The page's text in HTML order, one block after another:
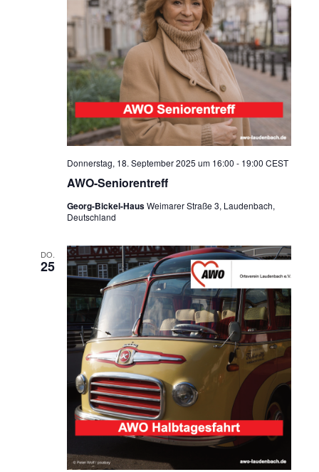
AWO-Seniorentreff
Donnerstag, 18. September 2025 um 16:00 - 19:00 CEST
Georg-Bickel-HausWeimarer Straße 3, Laudenbach,
Deutschland
DO.
25